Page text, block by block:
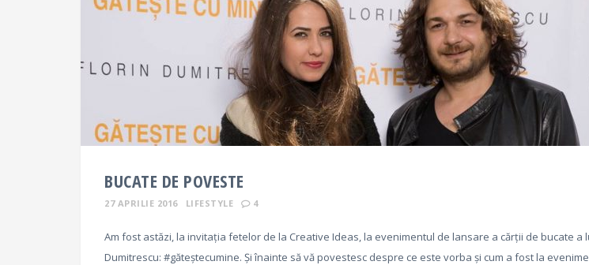
BUCATE DE POVESTE
27 APRILIE 2016 LIFESTYLE 4
Am fost astăzi, la invitația fetelor de la Creative Ideas, la evenimentul de lansare a cărții de bucate a
Dumitrescu: #găteștecumine. Și înainte să vă povestesc despre ce este vorba și cum a fost la